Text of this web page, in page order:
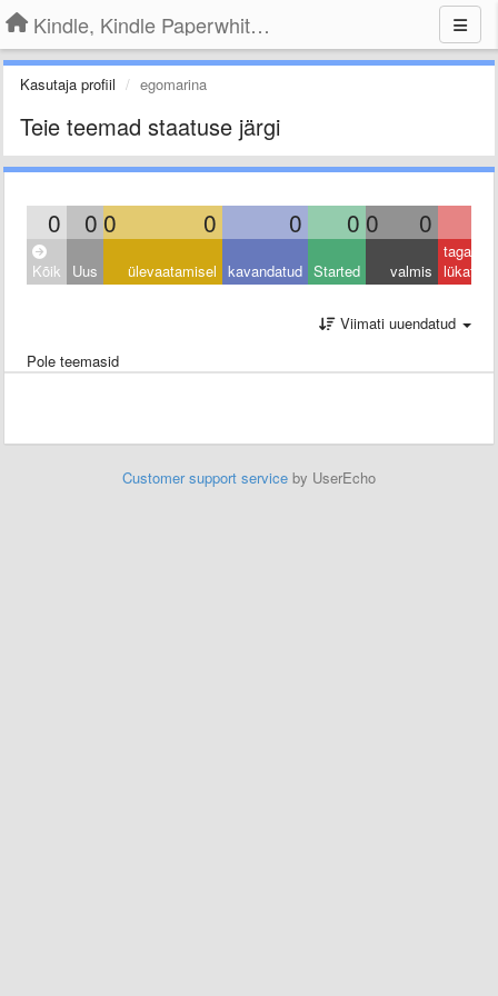
Kindle, Kindle Paperwhite, Kindle Voyage
Kasutaja profiil egomarina
Teie teemad staatuse järgi
0 0 0 0 0 0 0 0
Kõik Uus ülevaatamisel kavandatud Started valmis
tagasi
lükatud
Viimati uuendatud
Pole teemasid
Customer support service by UserEcho